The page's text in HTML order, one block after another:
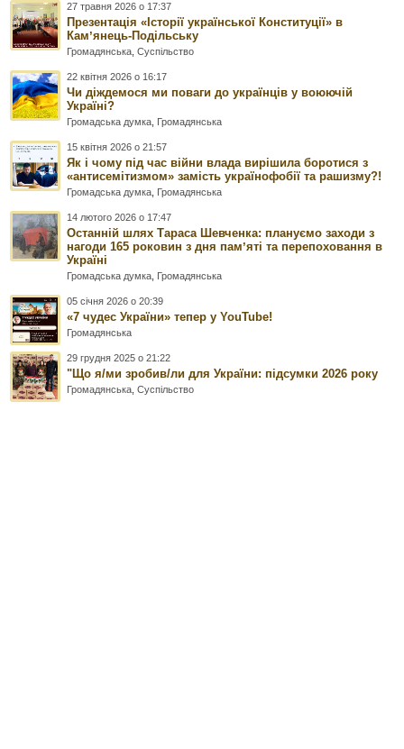
27 травня 2026 о 17:37
Презентація «Історії української Конституції» в
Камʼянець-Подільську
Громадянська ,Суспільство
22 квітня 2026 о 16:17
Чи діждемося ми поваги до українців у воюючій
Україні?
Громадська думка Громадянська
15 квітня 2026 о 21:57
Як і чому під час війни влада вирішила боротися з
«антисемітизмом» замість українофобії та рашизму?!
Громадська думка Громадянська
14 лютого 2026 о 17:47
Останній шлях Тараса Шевченка: плануємо заходи з
нагоди 165 роковин з дня памʼяті та перепоховання в
Україні
Громадська думка Громадянська
05 січня 2026 о 20:39
«7 чудес України» тепер у YouTube!
Громадянська
29 грудня 2025 о 21:22
"Що я/ми зробив/ли для України: підсумки 2026 року
Громадянська ,Суспільство